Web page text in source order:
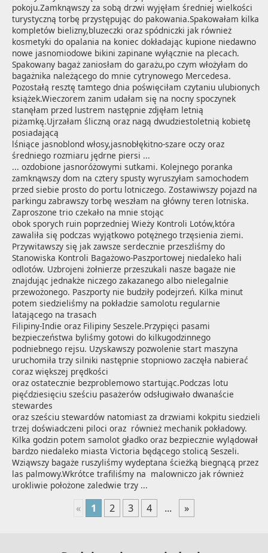
pokoju.Zamknąwszy za sobą drzwi wyjęłam średniej wielkości
turystyczną torbę przystępując do pakowania.Spakowałam kilka
kompletów bielizny,bluzeczki oraz spódniczki jak również
kosmetyki do opalania na koniec dokładając kupione niedawno
nowe jasnomiodowe bikini zapinane wyłącznie na plecach.
Spakowany bagaż zaniosłam do garażu,po czym włożyłam do
bagażnika należącego do mnie cytrynowego Mercedesa.
Pozostałą resztę tamtego dnia poświęciłam czytaniu ulubionych
książek.Wieczorem zanim udałam się na nocny spoczynek
stanęłam przed lustrem następnie zdjęłam letnią
piżamkę.Ujrzałam śliczną oraz nagą dwudziestoletnią kobietę
posiadającą
lśniące jasnoblond włosy,jasnobłękitno-szare oczy oraz
średniego rozmiaru jędrne piersi ...
... ozdobione jasnoróżowymi sutkami. Kolejnego poranka
zamknąwszy dom na cztery spusty wyruszyłam samochodem
przed siebie prosto do portu lotniczego. Zostawiwszy pojazd na
parkingu zabrawszy torbę weszłam na główny teren lotniska.
Zaproszone trio czekało na mnie stojąc
obok sporych ruin poprzedniej Wieży Kontroli Lotów,która
zawaliła się podczas wyjątkowo potężnego trzęsienia ziemi.
Przywitawszy się jak zawsze serdecznie przeszliśmy do
Stanowiska Kontroli Bagażowo-Paszportowej niedaleko hali
odlotów. Uzbrojeni żołnierze przeszukali nasze bagaże nie
znajdując jednakże niczego zakazanego albo nielegalnie
przewożonego. Paszporty nie budziły podejrzeń. Kilka minut
potem siedzieliśmy na pokładzie samolotu regularnie
latającego na trasach
Filipiny-Indie oraz Filipiny Seszele.Przypięci pasami
bezpieczeństwa byliśmy gotowi do kilkugodzinnego
podniebnego rejsu. Uzyskawszy pozwolenie start maszyna
uruchomiła trzy silniki następnie stopniowo zaczęła nabierać
coraz większej prędkości
oraz ostatecznie bezproblemowo startując.Podczas lotu
pięćdziesięciu sześciu pasażerów odsługiwało dwanaście
stewardes
oraz sześciu stewardów natomiast za drzwiami kokpitu siedzieli
trzej doświadczeni piloci oraz  również mechanik pokładowy.
Kilka godzin potem samolot gładko oraz bezpiecznie wylądował
bardzo niedaleko miasta Victoria będącego stolicą Seszeli.
Wziąwszy bagaże ruszyliśmy wydeptana ścieżką biegnącą przez
las palmowy.Wkrótce trafiliśmy na  malowniczo jak również
urokliwie położone zaledwie trzy ...
« 1 2 3 4 ... »